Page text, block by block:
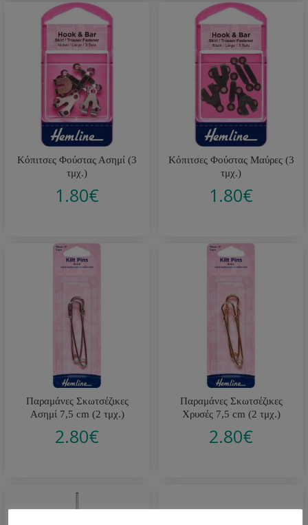
Κόπιτσες Φούστας Ασημί (3
τμχ.)
1.80€
Κόπιτσες Φούστας Μαύρες (3
τμχ.)
1.80€
Παραμάνες Σκωτσέζικες
Ασημί 7,5 cm (2 τμχ.)
2.80€
Παραμάνες Σκωτσέζικες
Χρυσές 7,5 cm (2 τμχ.)
2.80€